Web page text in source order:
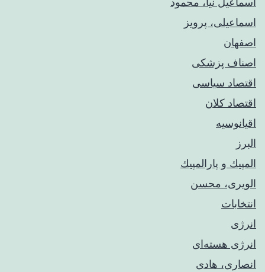
اسماعیلی، پرویز
اصفهان
اصناف پزشکی
اقتصاد سیاسی
اقتصاد کلان
اقیانوسیه
البرز
المپيك و پارالمپيك
الویری، محسن
انتخابات
انرژی
انرژی هسته‌ای
انصاری، هادی